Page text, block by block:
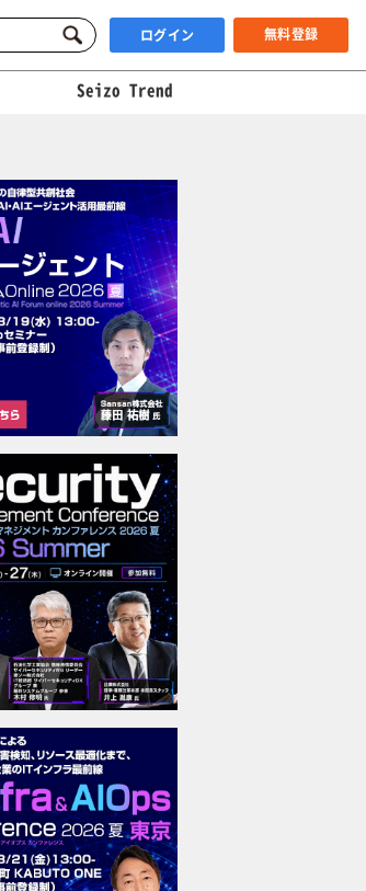
ログイン 無料登録
Seizo Trend